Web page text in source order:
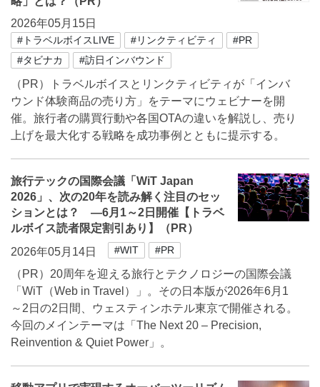
2026年05月15日
#トラベルボイスLIVE #リンクティビティ
#PR
#タビナカ
#訪日インバウンド
（PR）トラベルボイスとリンクティビティが「インバ
ウンド体験商品の売り方」をテーマにウェビナーを開
催。旅行者の購買行動や各国OTAの違いを解説し、売り
上げを最大化する戦略を成功事例とともに提示する。
旅行テックの国際会議「WiT Japan
2026」、次の20年を読み解く注目のセッ
ションとは？ ―6月1～2日開催【トラベ
ルボイス読者限定割引あり】（PR）
2026年05月14日
#WIT #PR
（PR）20周年を迎える旅行とテクノロジーの国際会議
「WiT（Web in Travel）」。その日本版が2026年6月1
～2日の2日間、ウェスティンホテル東京で開催される。
今回のメインテーマは「The Next 20 – Precision,
Reinvention & Quiet Power」。